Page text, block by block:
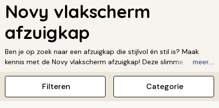
Novy vlakscherm
afzuigkap
Ben je op zoek naar een afzuigkap die stijlvol én stil is? Maak
kennis met de Novy vlakscherm afzuigkap! Deze slimme
in. Je schuift ze makkelijk in en uit, perfect voor jouw moderne
keuken. Novy gebruikt innovatieve technologie en topkwaliteit,
zodat je keuken altijd fris en zonder kookluchtjes blijft. Ontdek
meer...
Categorie
Filteren